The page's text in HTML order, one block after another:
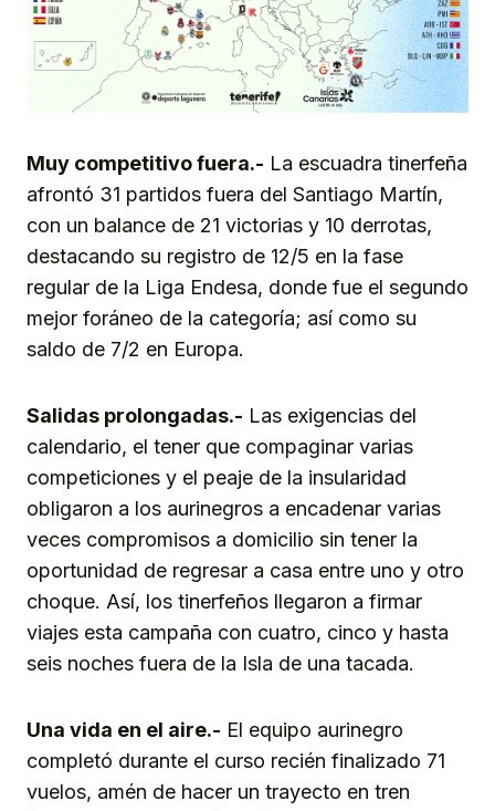
Muy competitivo fuera.- La escuadra tinerfeña
afrontó 31 partidos fuera del Santiago Martín,
con un balance de 21 victorias y 10 derrotas,
destacando su registro de 12/5 en la fase
regular de la Liga Endesa, donde fue el segundo
mejor foráneo de la categoría; así como su
saldo de 7/2 en Europa.
Salidas prolongadas.- Las exigencias del
calendario, el tener que compaginar varias
competiciones y el peaje de la insularidad
obligaron a los aurinegros a encadenar varias
veces compromisos a domicilio sin tener la
oportunidad de regresar a casa entre uno y otro
choque. Así, los tinerfeños llegaron a firmar
viajes esta campaña con cuatro, cinco y hasta
seis noches fuera de la Isla de una tacada.
Una vida en el aire.- El equipo aurinegro
completó durante el curso recién finalizado 71
vuelos, amén de hacer un trayecto en tren